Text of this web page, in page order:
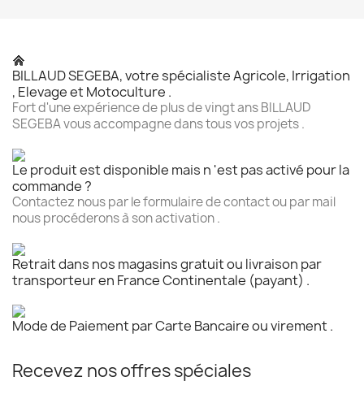
BILLAUD SEGEBA, votre spécialiste Agricole, Irrigation
, Elevage et Motoculture .
Fort d'une expérience de plus de vingt ans BILLAUD
SEGEBA vous accompagne dans tous vos projets .
Le produit est disponible mais n 'est pas activé pour la
commande ?
Contactez nous par le formulaire de contact ou par mail
nous procéderons à son activation .
Retrait dans nos magasins gratuit ou livraison par
transporteur en France Continentale (payant) .
Mode de Paiement par Carte Bancaire ou virement .
Recevez nos offres spéciales